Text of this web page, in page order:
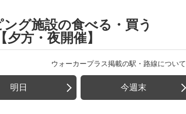
グ施設の食べる・買う
方・夜開催】
ウォーカープラス掲載の駅・路線について
明日 今週末